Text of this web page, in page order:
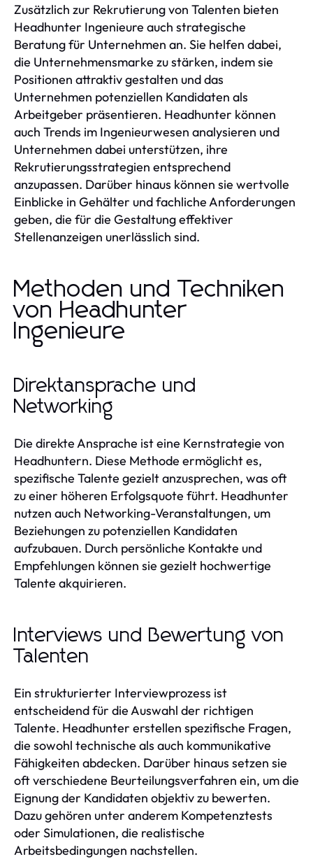
Zusätzlich zur Rekrutierung von Talenten bieten
Headhunter Ingenieure auch strategische
Beratung für Unternehmen an. Sie helfen dabei,
die Unternehmensmarke zu stärken, indem sie
Positionen attraktiv gestalten und das
Unternehmen potenziellen Kandidaten als
Arbeitgeber präsentieren. Headhunter können
auch Trends im Ingenieurwesen analysieren und
Unternehmen dabei unterstützen, ihre
Rekrutierungsstrategien entsprechend
anzupassen. Darüber hinaus können sie wertvolle
Einblicke in Gehälter und fachliche Anforderungen
geben, die für die Gestaltung effektiver
Stellenanzeigen unerlässlich sind.
Methoden und Techniken
von Headhunter
Ingenieure
Direktansprache und
Networking
Die direkte Ansprache ist eine Kernstrategie von
Headhuntern. Diese Methode ermöglicht es,
spezifische Talente gezielt anzusprechen, was oft
zu einer höheren Erfolgsquote führt. Headhunter
nutzen auch Networking-Veranstaltungen, um
Beziehungen zu potenziellen Kandidaten
aufzubauen. Durch persönliche Kontakte und
Empfehlungen können sie gezielt hochwertige
Talente akquirieren.
Interviews und Bewertung von
Talenten
Ein strukturierter Interviewprozess ist
entscheidend für die Auswahl der richtigen
Talente. Headhunter erstellen spezifische Fragen,
die sowohl technische als auch kommunikative
Fähigkeiten abdecken. Darüber hinaus setzen sie
oft verschiedene Beurteilungsverfahren ein, um die
Eignung der Kandidaten objektiv zu bewerten.
Dazu gehören unter anderem Kompetenztests
oder Simulationen, die realistische
Arbeitsbedingungen nachstellen.